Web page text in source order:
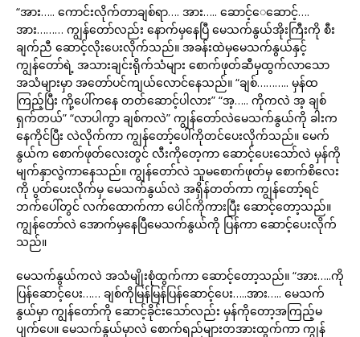
“အား….. ကောင်းလိုက်တာချစ်ရာ…. အား….. ဆောင့်ေဆောင့်….
အား……… ကျွန်တော်လည်း နောက်မှနေပြီ မေသက်နွယ်အိုးကြီးကို စီး
ချက်ညီ ဆောင့်လိုးပေးလိုက်သည်။ အခန်းထဲမှမေသက်နွယ်နှင့်
ကျွန်တော်ရဲ့ အသားချင်းရိုက်သံများ စောက်ဖုတ်ဆီမှထွက်လာသော
အသံများမှာ အတော်ပင်ကျယ်လောင်နေသည်။ “ချစ်……….. မှန်ထ
ကြည့်ပြီး ကို့ပေါ်ကနေ တတ်ဆောင့်ပါလား” “အ့….. ကိုကလဲ အ့ ချစ်
ရှက်တယ်” “လာပါကွာ ချစ်ကလဲ” ကျွန်တော်လဲမေသက်နွယ်ကို ခါးက
နေကိုင်ပြီး လဲလိုက်ကာ ကျွန်တော့်ပေါ်ကိုတင်ပေးလိုက်သည်။ မေက်
နွယ်က စောက်ဖုတ်လေးတွင် လီးကိုတေ့ကာ ဆောင့်ပေးသော်လဲ မှန်ကို
မျက်နှာလွဲကာနေသည်။ ကျွန်တော်လဲ သူမစောက်ဖုတ်မှ စောက်စိလေး
ကို ပွတ်ပေးလိုက်မှ မေသက်နွယ်လဲ အရှိန်တတ်ကာ ကျွန်တော့်ရင်
ဘက်ပေါ်တွင် လက်ထောက်ကာ ပေါင်ကိုကားပြီး ဆောင့်တော့သည်။
ကျွန်တော်လဲ အောက်မှနေပြီမေသက်နွယ်ကို ပြန်ကာ ဆောင့်ပေးလိုက်
သည်။
မေသက်နွယ်ကလဲ အသံမျိုးစုံထွက်ကာ ဆောင့်တော့သည်။ “အား…..ကို
ပြန်ဆောင့်ပေး…… ချစ်ကိုမြန်မြန်ပြန်ဆောင့်ပေး…..အား….. မေသက်
နွယ်မှာ ကျွန်တော်ကို ဆောင့်ခိုင်းသော်လည်း မှန်ကိုတော့အကြည့်မ
ပျက်ပေ။ မေသက်နွယ်မှာလဲ စောက်ရည်များတအားထွက်ကာ ကျွန်